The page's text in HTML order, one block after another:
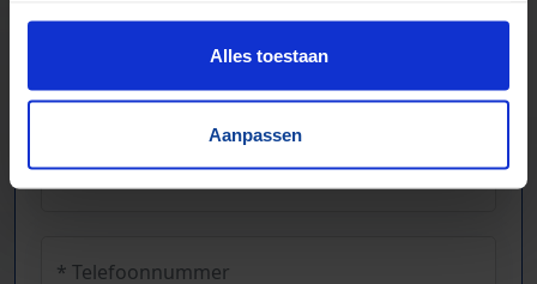
Alles toestaan
Aanpassen